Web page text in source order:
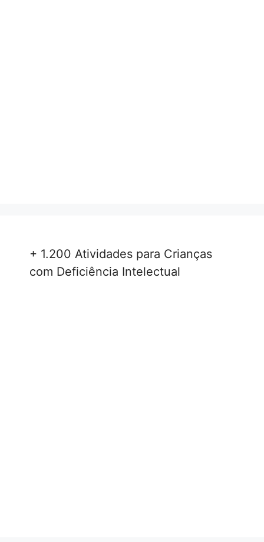
+ 1.200 Atividades para Crianças
com Deficiência Intelectual